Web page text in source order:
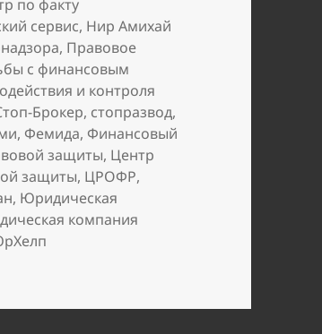
по факту
сервис, Нир Амихай
, Правовое
с финансовым
и контроля
Брокер, стопразвод,
, Фемида, Финансовый
защиты, Центр
защиты, ЦРОФР,
, Юридическая
компания